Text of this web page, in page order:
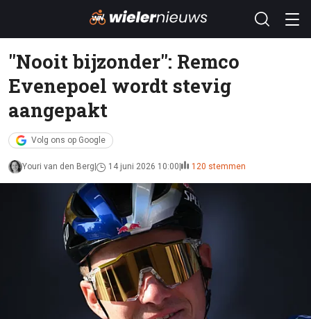
''Nooit bijzonder'': Remco
Evenepoel wordt stevig
aangepakt
Volg ons op Google
Youri van den Berg 14 juni 2026 10:00 120 stemmen